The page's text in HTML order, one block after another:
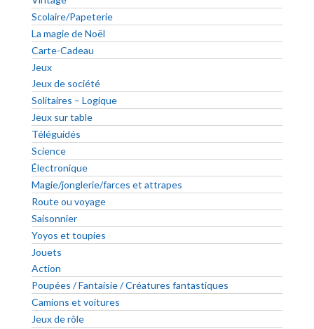
Scolaire/Papeterie
La magie de Noël
Carte-Cadeau
Jeux
Jeux de société
Solitaires – Logique
Jeux sur table
Téléguidés
Science
Électronique
Magie/jonglerie/farces et attrapes
Route ou voyage
Saisonnier
Yoyos et toupies
Jouets
Action
Poupées / Fantaisie / Créatures fantastiques
Camions et voitures
Jeux de rôle